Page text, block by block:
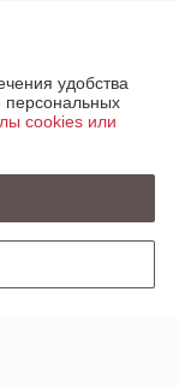
удобства
персональных
cookies или